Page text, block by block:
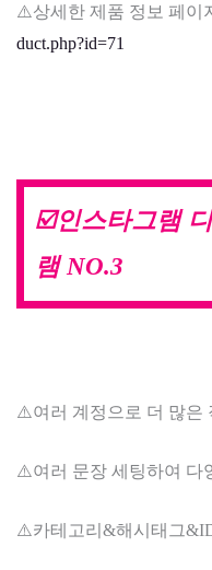
⚠️상세한 제품 정보 페이
duct.php?id=71
☑️인스타그램
램 NO.3
⚠️여러 계정으로 더 많은
⚠️여러 문장 세팅하여 다
⚠️카테고리&해시태그